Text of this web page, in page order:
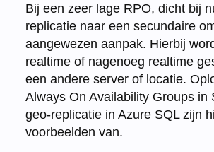
Bij een zeer lage RPO, dicht bij
replicatie naar een secundaire
aangewezen aanpak. Hierbij
realtime of nagenoeg realtime
een andere server of locatie.
Always On Availability Groups in
geo-replicatie in Azure SQL zijn
voorbeelden van.